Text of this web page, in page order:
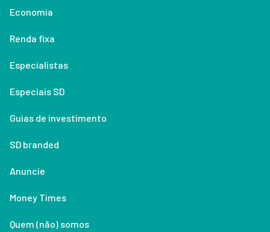
Economia
Renda fixa
Especialistas
Especiais SD
Guias de investimento
SD branded
Anuncie
Money Times
Quem (não) somos